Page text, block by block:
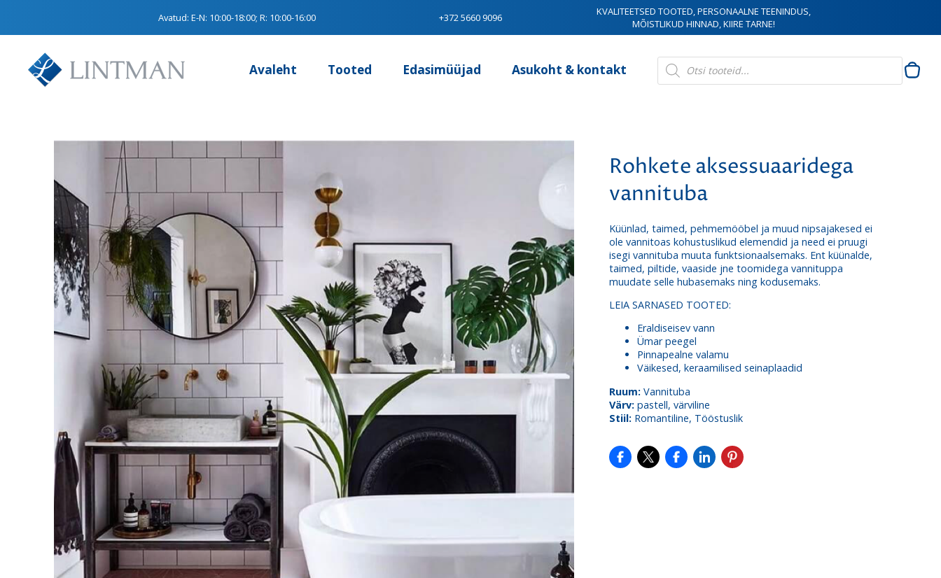
Avatud:E-N: 10:00-18:00; R: 10:00-16:00 +372 5660 9096
KVALITEETSED TOOTED, PERSONAALNE TEENINDUS,
MÕISTLIKUD HINNAD, KIIRE TARNE!
Avaleht Tooted Edasimüüjad Asukoht & kontakt
Products
search
Rohkete aksessuaaridega
vannituba
Küünlad, taimed, pehmemööbel ja muud nipsajakesed ei
ole vannitoas kohustuslikud elemendid ja need ei pruugi
isegi vannituba muuta funktsionaalsemaks. Ent küünalde,
taimed, piltide, vaaside jne toomidega vannituppa
muudate selle hubasemaks ning kodusemaks.
LEIA SARNASED TOOTED:
Eraldiseisev vann
Ümar peegel
Pinnapealne valamu
Väikesed, keraamilised seinaplaadid
Ruum: Vannituba
Värv: pastell, värviline
Stiil: Romantiline, Tööstuslik